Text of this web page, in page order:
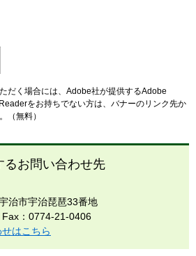
だく場合には、Adobe社が提供するAdobe
をお持ちでない方は、バナーのリンク先か
（無料）
るお問い合わせ先
治市宇治琵琶33番地
Fax：0774-21-0406
はこちら